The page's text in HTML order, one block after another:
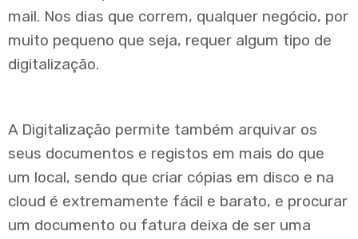
mail. Nos dias que correm, qualquer negócio, por
muito pequeno que seja, requer algum tipo de
digitalização.
A Digitalização permite também arquivar os
seus documentos e registos em mais do que
um local, sendo que criar cópias em disco e na
cloud é extremamente fácil e barato, e procurar
um documento ou fatura deixa de ser uma